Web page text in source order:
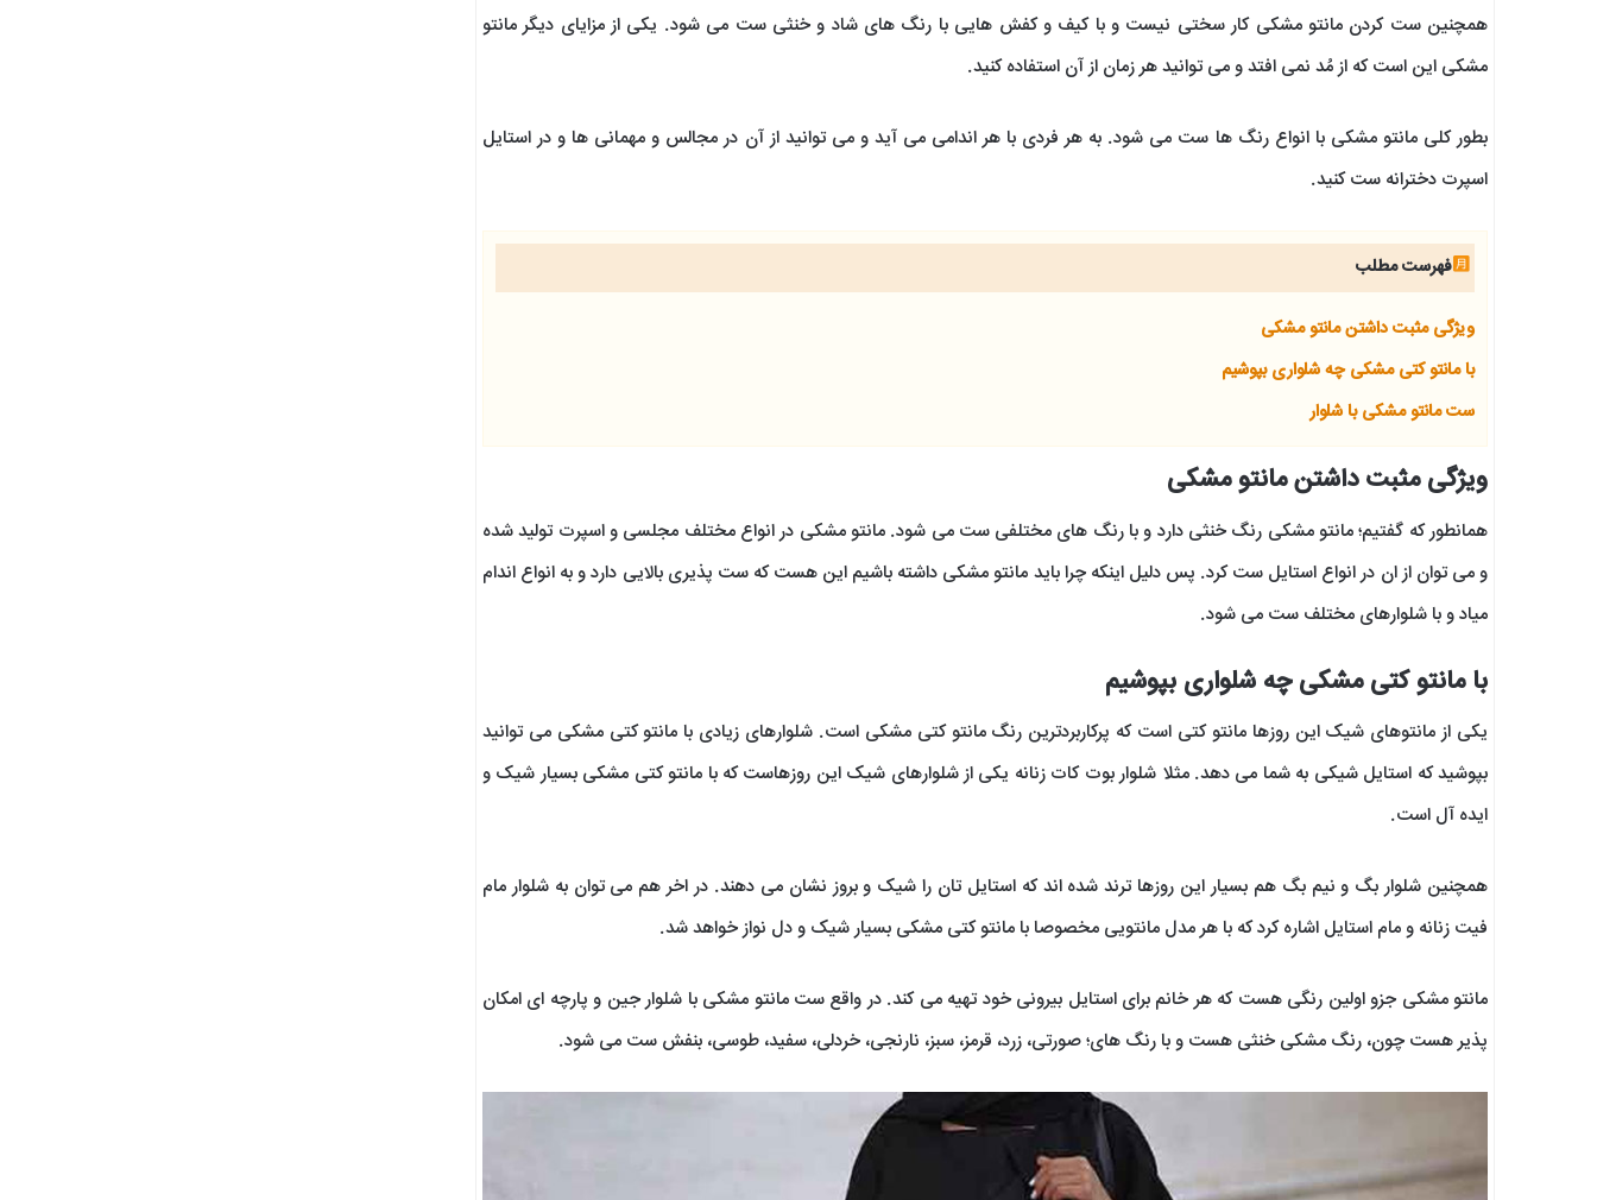
همچنین ست کردن مانتو مشکی کار سختی نیست و با کیف و کفش هایی با رنگ های شاد و خنثی ست می شود. یکی از مزایای دیگر مانتو
مشکی این است که از مُد نمی افتد و می توانید هر زمان از آن استفاده کنید.
بطور کلی مانتو مشکی با انواع رنگ ها ست می شود. به هر فردی با هر اندامی می آید و می توانید از آن در مجالس و مهمانی ها و در استایل
اسپرت دخترانه ست کنید.
فهرست مطلب
ویژگی مثبت داشتن مانتو مشکی
با مانتو کتی مشکی چه شلواری بپوشیم
ست مانتو مشکی با شلوار
ویژگی مثبت داشتن مانتو مشکی
همانطور که گفتیم؛ مانتو مشکی رنگ خنثی دارد و با رنگ های مختلفی ست می شود. مانتو مشکی در انواع مختلف مجلسی و اسپرت تولید شده
و می توان از ان در انواع استایل ست کرد. پس دلیل اینکه چرا باید مانتو مشکی داشته باشیم این هست که ست پذیری بالایی دارد و به انواع اندام
میاد و با شلوارهای مختلف ست می شود.
با مانتو کتی مشکی چه شلواری بپوشیم
یکی از مانتوهای شیک این روزها مانتو کتی است که پرکاربردترین رنگ مانتو کتی مشکی است. شلوارهای زیادی با مانتو کتی مشکی می توانید
بپوشید که استایل شیکی به شما می دهد. مثلا شلوار بوت کات زنانه یکی از شلوارهای شیک این روزهاست که با مانتو کتی مشکی بسیار شیک و
ایده آل است.
همچنین شلوار بگ و نیم بگ هم بسیار این روزها ترند شده اند که استایل تان را شیک و بروز نشان می دهند. در اخر هم می توان به شلوار مام
فیت زنانه و مام استایل اشاره کرد که با هر مدل مانتویی مخصوصا با مانتو کتی مشکی بسیار شیک و دل نواز خواهد شد.
مانتو مشکی جزو اولین رنگی هست که هر خانم برای استایل بیرونی خود تهیه می کند. در واقع ست مانتو مشکی با شلوار جین و پارچه ای امکان
پذیر هست چون، رنگ مشکی خنثی هست و با رنگ های؛ صورتی، زرد، قرمز، سبز، نارنجی، خردلی، سفید، طوسی، بنفش ست می شود.